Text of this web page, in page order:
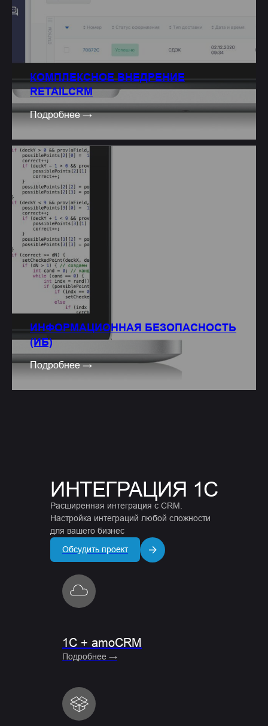
КОМПЛЕКСНОЕ ВНЕДРЕНИЕ
RETAILCRM
Подробнее →
ИНФОРМАЦИОННАЯ БЕЗОПАСНОСТЬ
(ИБ)
Подробнее →
ИНТЕГРАЦИЯ 1С
Расширенная интеграция с CRM.
Настройка интеграций любой сложности
для вашего бизнес
Обсудить проект
1C + amoCRM
Подробнее →